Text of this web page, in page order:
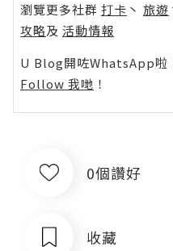
瀏覽更多社群 打卡 丶 旅遊
攻略及 活動情報
U Blog開咗WhatsApp啦
Follow 我哋 ！
0個讚好
收藏